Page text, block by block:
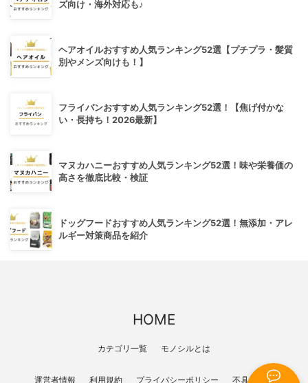
ズ向け・海外対応も♪
ヘアオイルおすすめ人気ランキング52選【プチプラ・髪質
別やメンズ向けも！】
フライパンおすすめ人気ランキング52選！【焦げ付かな
い・長持ち！2026最新】
マヌカハニーおすすめ人気ランキング52選！味や栄養価の
高さを徹底比較・検証
ドッグフードおすすめ人気ランキング52選！無添加・アレ
ルギー対策商品を紹介
HOME
カテゴリ一覧 モノシルとは
運営者情報 利用規約 プライバシーポリシー 不具合報告